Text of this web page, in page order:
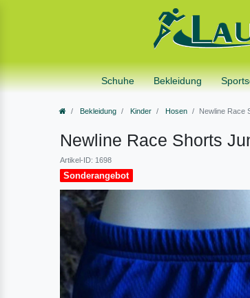
Schuhe Bekleidung
Bekleidung Kinder Hosen Newline Race
Newline Race Shorts
Artikel-ID: 1698
Sonderangebot